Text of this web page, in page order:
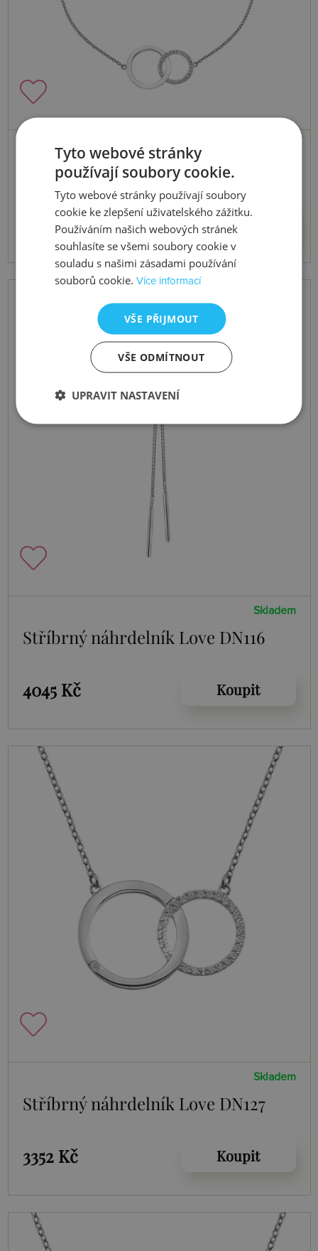
Stříbrný náramek Love DL568
3351 Kč Koupit
Skladem
Stříbrný náhrdelník Love DN116
4045 Kč Koupit
Skladem
Stříbrný náhrdelník Love DN127
3352 Kč Koupit
Tyto webové stránky
používají soubory cookie.
Tyto webové stránky používají soubory
cookie ke zlepšení uživatelského zážitku.
Používáním našich webových stránek
souhlasíte se všemi soubory cookie v
souladu s našimi zásadami používání
souborů cookie.Více informací
VŠE PŘIJMOUT
VŠE ODMÍTNOUT
UPRAVIT NASTAVENÍ